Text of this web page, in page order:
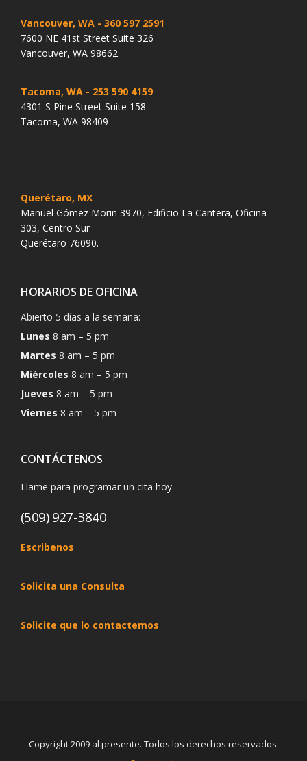
Vancouver, WA - 360 597 2591
7600 NE 41st Street Suite 326
Vancouver, WA 98662
Tacoma, WA - 253 590 4159
4301 S Pine Street Suite 158
Tacoma, WA 98409
Querétaro, MX
Manuel Gómez Morin 3970, Edificio La Cantera, Oficina
303, Centro Sur
Querétaro 76090.
HORARIOS DE OFICINA
Abierto 5 días a la semana:
Lunes 8 am – 5 pm
Martes 8 am – 5 pm
Miércoles 8 am – 5 pm
Jueves 8 am – 5 pm
Viernes 8 am – 5 pm
CONTÁCTENOS
Llame para programar un cita hoy
(509) 927-3840
Escribenos
Solicita una Consulta
Solicite que lo contactemos
Copyright 2009 al presente. Todos los derechos reservados.